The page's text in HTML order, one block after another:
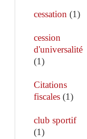
cessation (1)
cession
d'universalité
(1)
Citations
fiscales (1)
club sportif
(1)